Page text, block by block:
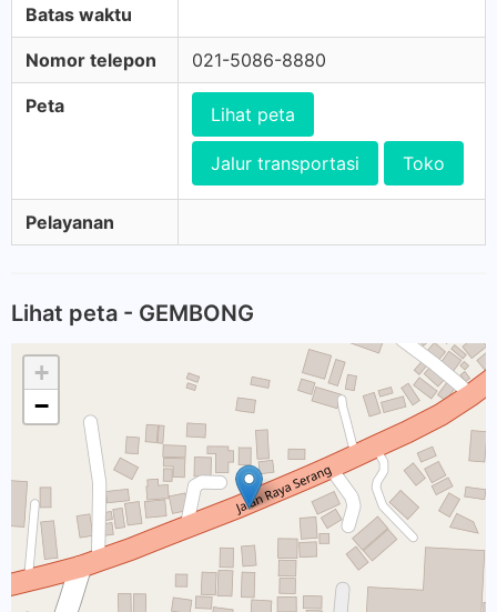
Batas waktu
Nomor telepon 021-5086-8880
Peta Lihat peta
Jalur transportasi Toko
Pelayanan
Lihat peta - GEMBONG
+
−